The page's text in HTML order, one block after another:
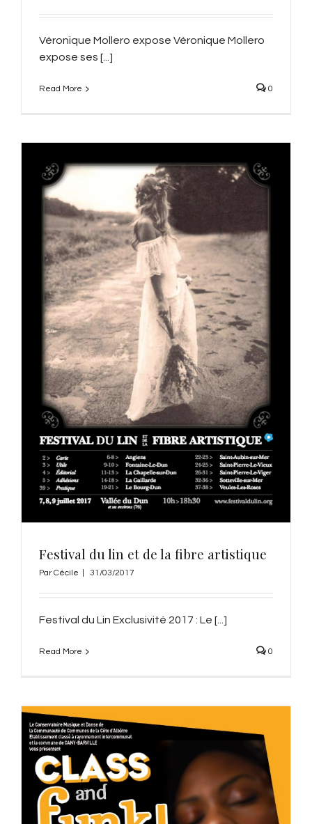
Véronique Mollero expose Véronique Mollero
expose ses [...]
Read More 0
Festival du lin et de la fibre artistique
ParCécile 31/03/2017
Festival du Lin Exclusivité 2017 : Le [...]
Read More 0